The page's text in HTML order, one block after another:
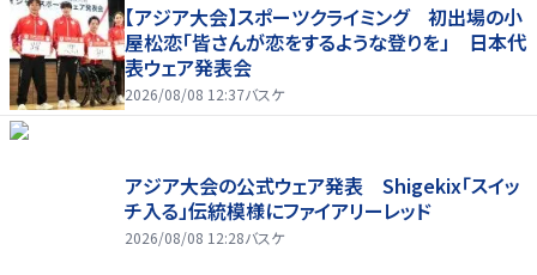
【アジア大会】スポーツクライミング 初出場の小
屋松恋「皆さんが恋をするような登りを」 日本代
表ウェア発表会
2026/08/08 12:37バスケ
アジア大会の公式ウェア発表 Shigekix「スイッ
チ入る」伝統模様にファイアリーレッド
2026/08/08 12:28バスケ